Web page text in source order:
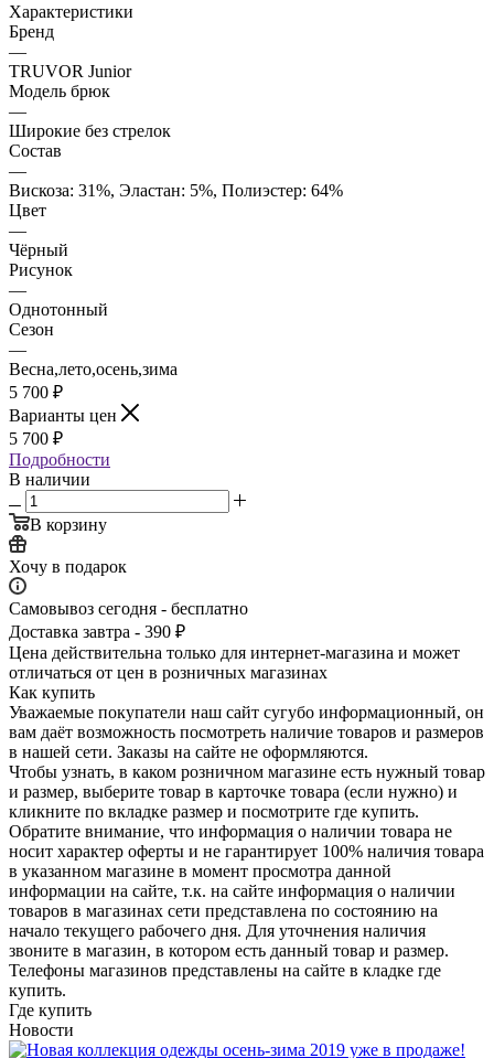
Характеристики
Бренд
—
TRUVOR Junior
Модель брюк
—
Широкие без стрелок
Состав
—
Вискоза: 31%, Эластан: 5%, Полиэстер: 64%
Цвет
—
Чёрный
Рисунок
—
Однотонный
Сезон
—
Весна,лето,осень,зима
5 700 ₽
Варианты цен
5 700 ₽
Подробности
В наличии
В корзину
Хочу в подарок
Самовывоз сегодня - бесплатно
Доставка завтра - 390 ₽
Цена действительна только для интернет-магазина и может
отличаться от цен в розничных магазинах
Как купить
Уважаемые покупатели наш сайт сугубо инф­ормационный, он
вам даёт возможность пос­мотреть наличие това­ров и размеров
в наш­ей сети. Заказы на сайте не оформляются.
Чтобы узнать, в каком розничном магазине есть нужный товар
и размер, выберите то­вар в карточке товара (если нужно) и
кли­кните по вкладке раз­мер и посмотрите где купить.
Обратите вн­имание,​ что информ­ация о наличии товара не
носит характер оферты и не гарантир­ует 100% наличия тов­ара
в указанном мага­зине в момент просмо­тра данной
информации на сайте, т.к. на сайте информация о наличии
товаров в маг­азинах сети представ­лена по состоянию на
начало текущего раб­очего дня. Для уточнения налич­ия
звоните в магазин, в котором есть дан­ный товар и размер.
Телефоны магазинов представлены на сайте в кладке где
купить.
Где купить
Новости